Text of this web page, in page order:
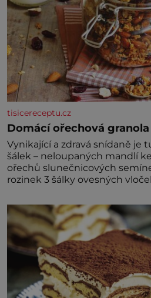
tisicereceptu.cz
Domácí ořechová
Vynikající a zdravá snídaně je tu! Suroviny
šálek – neloupaných mandlí
ořechů slunečnicových
rozinek 3 šálky ovesných